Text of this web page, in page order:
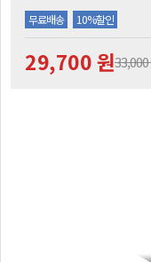
무료배송 10%할인
29,700 원